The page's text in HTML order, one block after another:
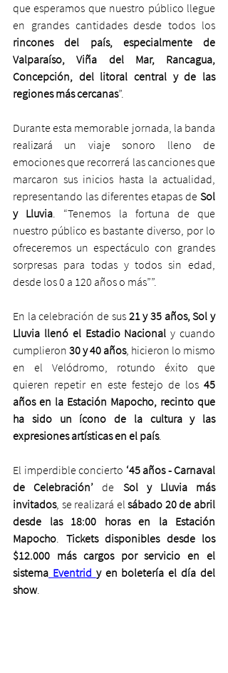
que esperamos que nuestro público llegue
rincones del país, especialmente de
Valparaíso, Viña del Mar, Rancagua,
Concepción, del litoral central y de las
regiones más cercanas”.
Durante esta memorable jornada, la banda
realizará un viaje sonoro lleno de
emociones que recorrerá las canciones que
marcaron sus inicios hasta la actualidad,
representando las diferentes etapas de Sol
y Lluvia. “Tenemos la fortuna de que
nuestro público es bastante diverso, por lo
ofreceremos un espectáculo con grandes
sorpresas para todas y todos sin edad,
desde los 0 a 120 años o más””.
En la celebración de sus 21 y 35 años, Sol y
Lluvia llenó el Estadio Nacional y cuando
cumplieron 30 y 40 años, hicieron lo mismo
en el Velódromo, rotundo éxito que
quieren repetir en este festejo de los 45
años en la Estación Mapocho, recinto que
ha sido un ícono de la cultura y las
expresiones artísticas en el país.
El imperdible concierto ‘45 años - Carnaval
de Celebración’ de Sol y Lluvia más
invitados, se realizará el sábado 20 de abril
desde las 18:00 horas en la Estación
Mapocho. Tickets disponibles desde los
$12.000 más cargos por servicio en el
sistema Eventrid y en boletería el día del
show.